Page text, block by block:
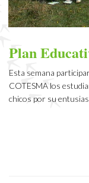
Plan
Esta semana
COTESMA los
chicos por su